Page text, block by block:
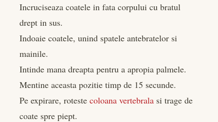
Incruciseaza coatele in fata corpului cu bratul
drept in sus.
Indoaie coatele, unind spatele antebratelor si
mainile.
Intinde mana dreapta pentru a apropia palmele.
Mentine aceasta pozitie timp de 15 secunde.
Pe expirare, roteste coloana vertebrala si trage de
coate spre piept.